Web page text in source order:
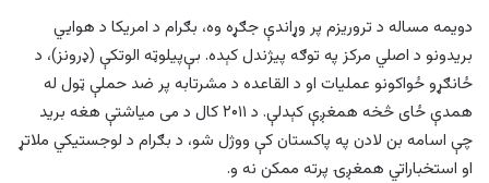
دویمه مساله د تروریزم پر وړاندې جګړه وه، بګرام د امریکا د هوایي
بریدونو د اصلي مرکز په توګه پیژندل کېده. بې‌پیلوټه الوتکې (ډرونز)، د
ځانګړو ځواکونو عملیات او د القاعده د مشرتابه پر ضد حملې ټول له
همدې ځای څخه همغږې کېدلې. د ۲۰۱۱ کال د می میاشتې هغه برید
چې اسامه بن لادن په پاکستان کې ووژل شو، د بګرام د لوجستیکي ملاتړ
او استخباراتي همغږۍ پرته ممکن نه و.